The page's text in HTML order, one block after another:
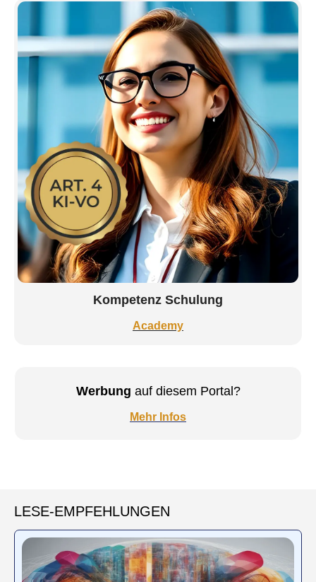
Kompetenz Schulung
Academy
Werbung auf diesem Portal?
Mehr Infos
LESE-EMPFEHLUNGEN